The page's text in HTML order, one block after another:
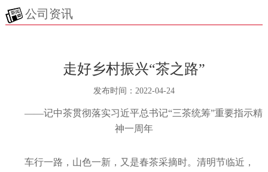
公司资讯
走好乡村振兴“茶之路”
发布时间： 2022-04-24
——记中茶贯彻落实习近平总书记“三茶统筹”重要指示精
神一周年
车行一路，山色一新，又是春茶采摘时。清明节临近，